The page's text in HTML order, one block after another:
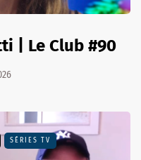
| Le Club #90
SÉRIES TV